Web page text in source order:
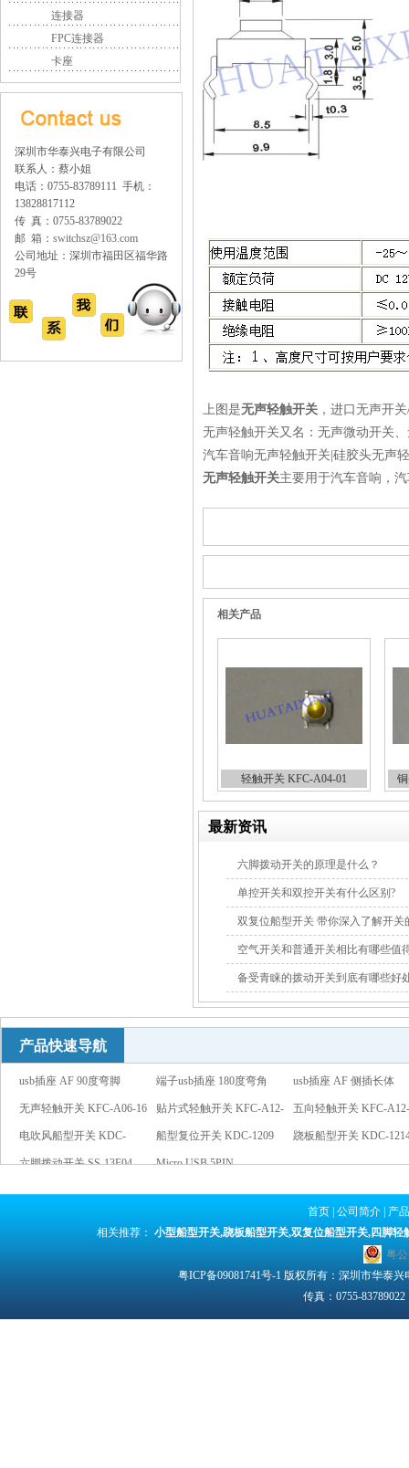
连接器
FPC连接器
卡座
深圳市华泰兴电子有限公司
联系人：蔡小姐
电话：0755-83789111 手机：
13828817112
传 真：0755-83789022
邮 箱： switchsz@163.com
公司地址：深圳市福田区福华路
29号
上图是无声轻触开关 ，进口无声开
无声轻触开关又名：无声微动开关
汽车音响无声轻触开关|硅胶头无声
无声轻触开关主要用于汽车音响，
相关产品
轻触开关 KFC-A04-01
最新资讯
六脚拨动开关的原理是什么？
单控开关和双控开关有什么区别?
双复位船型开关 带你深入了解开关
空气开关和普通开关相比有哪些值
备受青睐的拨动开关到底有哪些好
产品快速导航
usb插座 AF 90度弯脚 端子usb插座 180度弯角
13.7
usb插座 AF 侧插长体
无声轻触开关 KFC-A06-16 贴片式轻触开关 KFC-A12-
01
五向轻触开关 KFC-
电吹风船型开关 KDC-
1207
船型复位开关 KDC-1209
红灯
跷板船型开关 KDC-
红灯
六脚拨动开关 SS-13F04 Micro USB 5PIN
首页 公司简介|
产
相关推荐： 小型船型开关,跷板船型开关,双复位船型开关,四脚轻
粤公
粤ICP备09081741号-1 版权所有：深圳市华泰兴
传真：0755-